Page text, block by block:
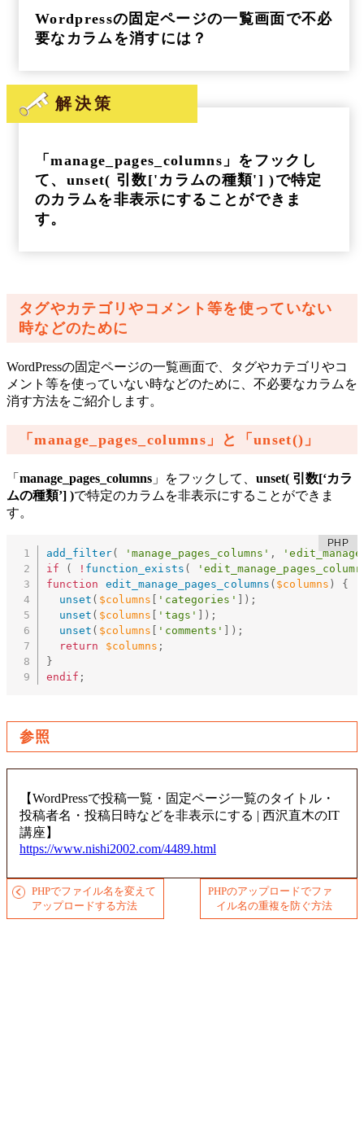
Wordpressの固定ページの一覧画面で不必
要なカラムを消すには？
解決策
「manage_pages_columns」をフックし
て、unset( 引数['カラムの種類'] )で特定
のカラムを非表示にすることができま
す。
タグやカテゴリやコメント等を使っていない
時などのために
WordPressの固定ページの一覧画面で、タグやカテゴリやコ
メント等を使っていない時などのために、不必要なカラムを
消す方法をご紹介します。
「manage_pages_columns」と「unset()」
「 manage_pages_columns 」をフックして、 unset( 引数[‘カラ
ムの種類’] )で特定のカラムを非表示にすることができま
す。
add_filter( 'manage_pages_columns' ,
if
( ! function_exists (
function
edit_manage_pages_columns ( $columns )
{
unset ( $columns 'categories' ) ;
unset ( $columns 'tags' ) ;
unset ( $columns 'comments' ) ;
return
$columns ;
}
endif ;
参照
【WordPressで投稿一覧・固定ページ一覧のタイトル・
投稿者名・投稿日時などを非表示にする | 西沢直木のIT
講座】
https://www.nishi2002.com/4489.html
PHPでファイル名を変えて
アップロードする方法
PHPのアップロードでファ
イル名の重複を防ぐ方法